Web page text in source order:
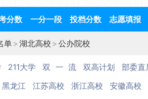
分数 一分一段 投档分数 志愿填报
单> 湖北高校 > 公办院校
211大学 双 一 流 双高计划 部委直
黑龙江 江苏高校 浙江高校 安徽高校